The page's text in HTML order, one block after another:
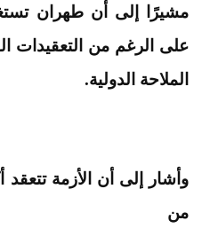
مشيرًا إلى أن طهران
على الرغم من التعقيدات
الملاحة الدولية.
وأشار إلى أن الأزمة
من